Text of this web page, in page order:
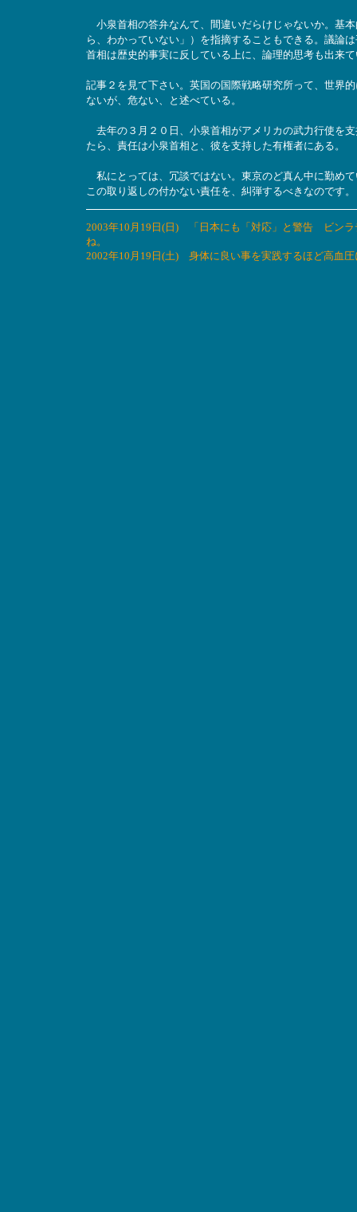
小泉首相の答弁なんて、間違いだらけじゃないか。基
ら、わかっていない」）を指摘することもできる。議論
首相は歴史的事実に反している上に、論理的思考も出来
記事２を見て下さい。英国の国際戦略研究所って、世界
ないが、危ない、と述べている。
去年の３月２０日、小泉首相がアメリカの武力行使を
たら、責任は小泉首相と、彼を支持した有権者にある。
私にとっては、冗談ではない。東京のど真ん中に勤め
この取り返しの付かない責任を、糾弾するべきなのです。
2003年10月19日(日) 「日本にも「対応」と警告 ビンラ
ね。
2002年10月19日(土) 身体に良い事を実践するほど高血圧